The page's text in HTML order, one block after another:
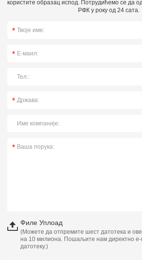
користите образац испод. Потрудићемо се да
РФК у року од 24 сата.
Филе Уплоад
(Можете да отпремите шест датотека и ове
на 10 милиона. Пошаљите нам директно е-
датотеку.)